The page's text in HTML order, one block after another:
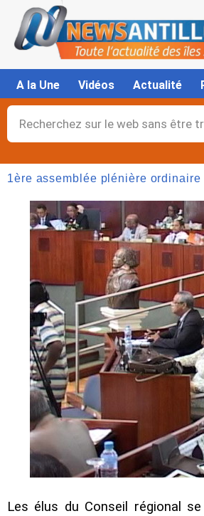
contenu
A la Une Vidéos Actualité
Rechercher
1ère assemblée plénière
Les élus du Conseil régional